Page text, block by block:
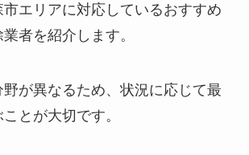
エリアに対応しているおすすめ
者を紹介します。
が異なるため、状況に応じて最
とが大切です。